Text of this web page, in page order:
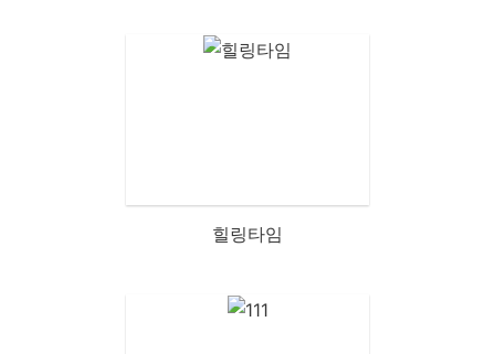
힐링타임